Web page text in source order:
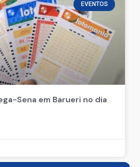
EVENTOS
Sena em Barueri no dia